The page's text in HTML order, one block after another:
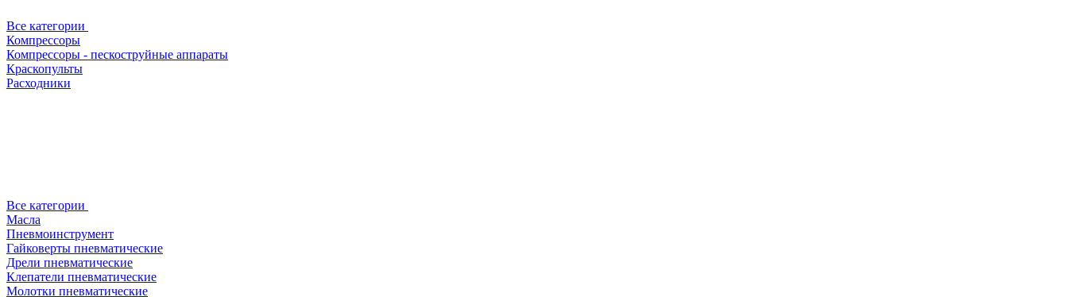
Все категории
Компрессоры
Компрессоры - пескоструйные аппараты
Краскопульты
Расходники
Все категории
Масла
Пневмоинструмент
Гайковерты пневматические
Дрели пневматические
Клепатели пневматические
Молотки пневматические